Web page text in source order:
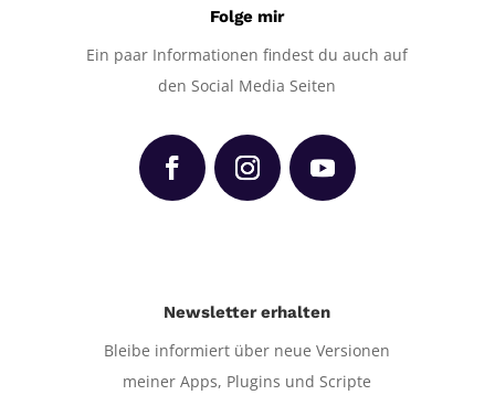
Folge mir
Ein paar Informationen findest du auch auf
den Social Media Seiten
Newsletter erhalten
Bleibe informiert über neue Versionen
meiner Apps, Plugins und Scripte